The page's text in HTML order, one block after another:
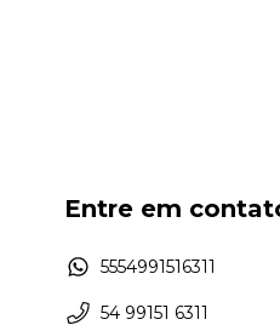
Entre em
5554991516311
54 99151 6311